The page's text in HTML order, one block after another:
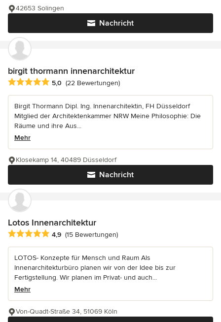
Nachricht
42653 Solingen
birgit thormann innenarchitektur
Durchschnittliche Bewertung: 5 von 5 Sternen
5,0 (22 Bewertungen)
Birgit Thormann Dipl. Ing. Innenarchitektin, FH Düsseldorf
Mitglied der Architektenkammer NRW Meine Philosophie: Die
Räume und ihre Aus...
Mehr
Nachricht
Klosekamp 14, 40489 Düsseldorf
Lotos Innenarchitektur
Durchschnittliche Bewertung: 4.9 von 5 Sternen
4,9 (15 Bewertungen)
LOTOS- Konzepte für Mensch und Raum Als
Innenarchitekturbüro planen wir von der Idee bis zur
Fertigstellung. Wir planen im Privat- und auch...
Mehr
Von-Quadt-Straße 34, 51069 Köln